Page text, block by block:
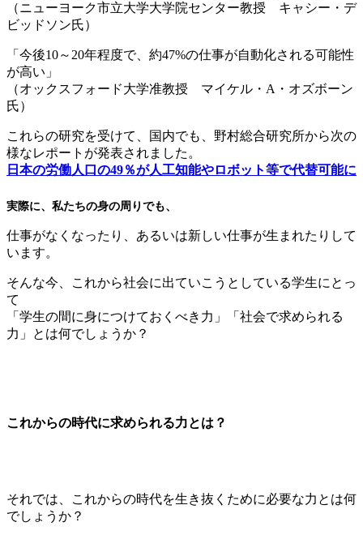
（ニューヨーク市立大学大学院センター教授 キャシー・デ
ビッドソン氏）
「今後10～20年程度で、約47%の仕事が自動化される可能性
が高い」
（オックスフォード大学准教授 マイケル・A・オズボーン
氏）
これらの研究を受けて、国内でも、野村総合研究所から次の
様なレポートが発表されました。
日本の労働人口の49％が人工知能やロボット等で代替可能に
実際に、私たちの身の周りでも、
仕事がなくなったり、あるいは新しい仕事が生まれたりして
います。
そんな今、これから社会に出ていこうとしている学生にとっ
て
「学生の間に身につけておくべき力」「社会で求められる
力」とは何でしょうか？
これからの時代に求められる力とは？
それでは、これからの時代を生き抜くために必要な力とは何
でしょうか？